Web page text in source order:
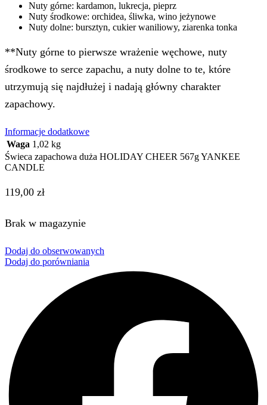
Nuty górne: kardamon, lukrecja, pieprz
Nuty środkowe: orchidea, śliwka, wino jeżynowe
Nuty dolne: bursztyn, cukier waniliowy, ziarenka tonka
**Nuty górne to pierwsze wrażenie węchowe, nuty
środkowe to serce zapachu, a nuty dolne to te, które
utrzymują się najdłużej i nadają główny charakter
zapachowy.
Informacje dodatkowe
Waga 1,02 kg
Świeca zapachowa duża HOLIDAY CHEER 567g YANKEE
CANDLE
119,00 zł
Brak w magazynie
Dodaj do obserwowanych
Dodaj do porówniania